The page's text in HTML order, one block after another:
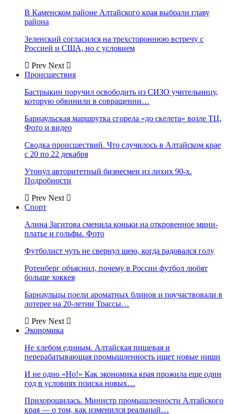
В Каменском районе Алтайского края выбрали главу
района
Зеленский согласился на трехстороннюю встречу с
Россией и США, но с условием
Prev Next
Происшествия
Бастрыкин поручил освободить из СИЗО учительницу,
которую обвинили в совращении…
Барнаульская маршрутка сгорела «до скелета» возле ТЦ.
Фото и видео
Сводка происшествий. Что случилось в Алтайском крае
с 20 по 22 декабря
Утонул авторитетный бизнесмен из лихих 90-х.
Подробности
Prev Next
Спорт
Алина Загитова сменила коньки на откровенное мини-
платье и гольфы. Фото
Футболист чуть не свернул шею, когда радовался голу
Ротенберг объяснил, почему в России футбол любят
больше хоккея
Барнаульцы поели ароматных блинов и поучаствовали в
лотерее на 20-летии Трассы…
Prev Next
Экономика
Не хлебом единым. Алтайская пищевая и
перерабатывающая промышленность ищет новые ниши
И не одно «Но!» Как экономика края прожила еще один
год в условиях поиска новых…
Прихорошилась. Министр промышленности Алтайского
края — о том, как изменился реальный…